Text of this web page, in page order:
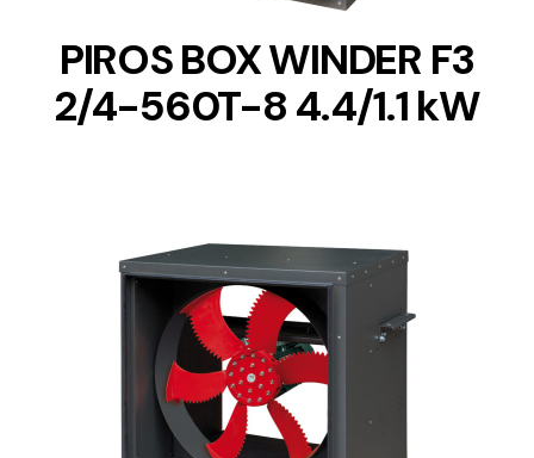
PIROS BOX WINDER F3
2/4-560T-8 4.4/1.1 kW
DETAILS